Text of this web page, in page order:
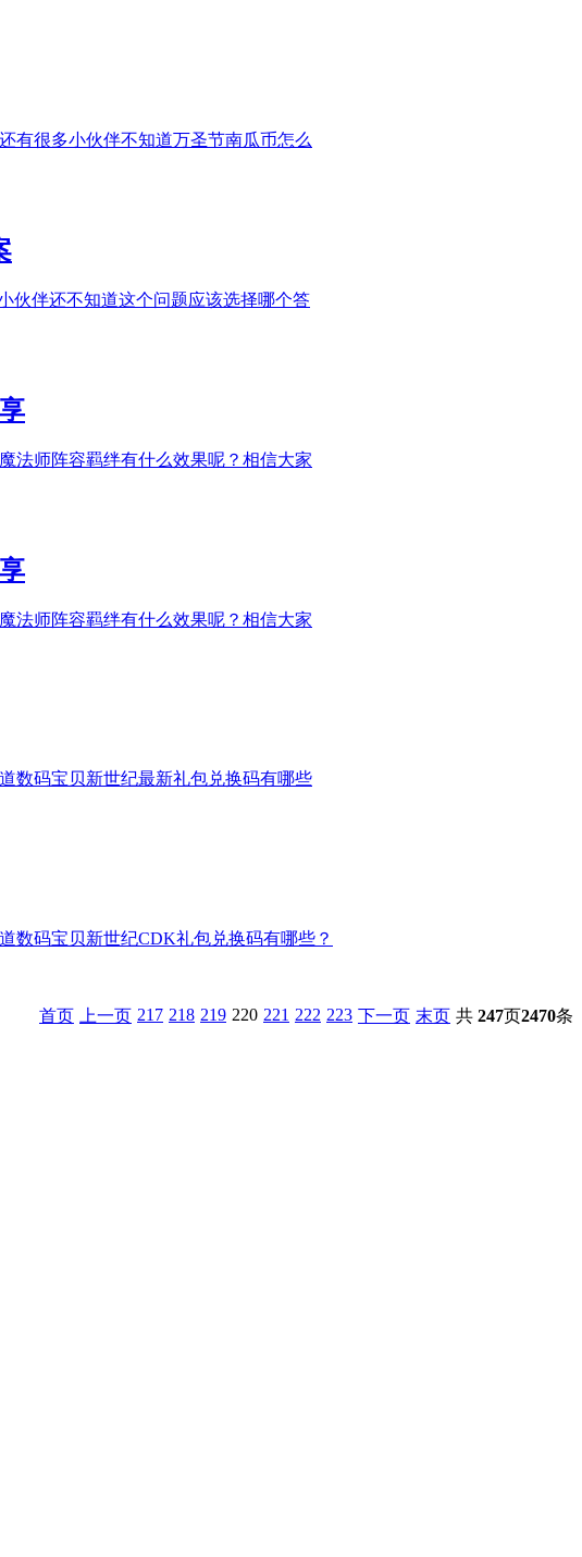
有很多小伙伴不知道万圣节南瓜币怎么
伙伴还不知道这个问题应该选择哪个答
法师阵容羁绊有什么效果呢？相信大家
法师阵容羁绊有什么效果呢？相信大家
数码宝贝新世纪最新礼包兑换码有哪些
数码宝贝新世纪CDK礼包兑换码有哪些？
首页 上一页 217 218 219 220 221 222 223 下一页 末页 共 247页2470条